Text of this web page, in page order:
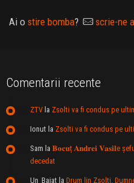
Ai o stire bomba? scrie-ne
Comentarii recente
ZTVla Zsolti va fi condus pe
Ionut la Zsolti va fi condus pe
Sam la 𝐁𝐨𝐜𝐮ț 𝐀𝐧𝐝𝐫𝐞𝐢 𝐕𝐚𝐬𝐢𝐥e
decedat
Un_Baiat la Drum lin Zsolti.